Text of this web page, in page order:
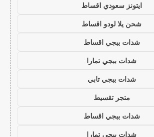
ايتونز سعودي اقساط
شحن يلا لودو اقساط
شدات ببجي اقساط
شدات ببجي تمارا
شدات ببجي تابي
متجر تقسيط
شدات ببجي اقساط
شدات ببجي تمارا